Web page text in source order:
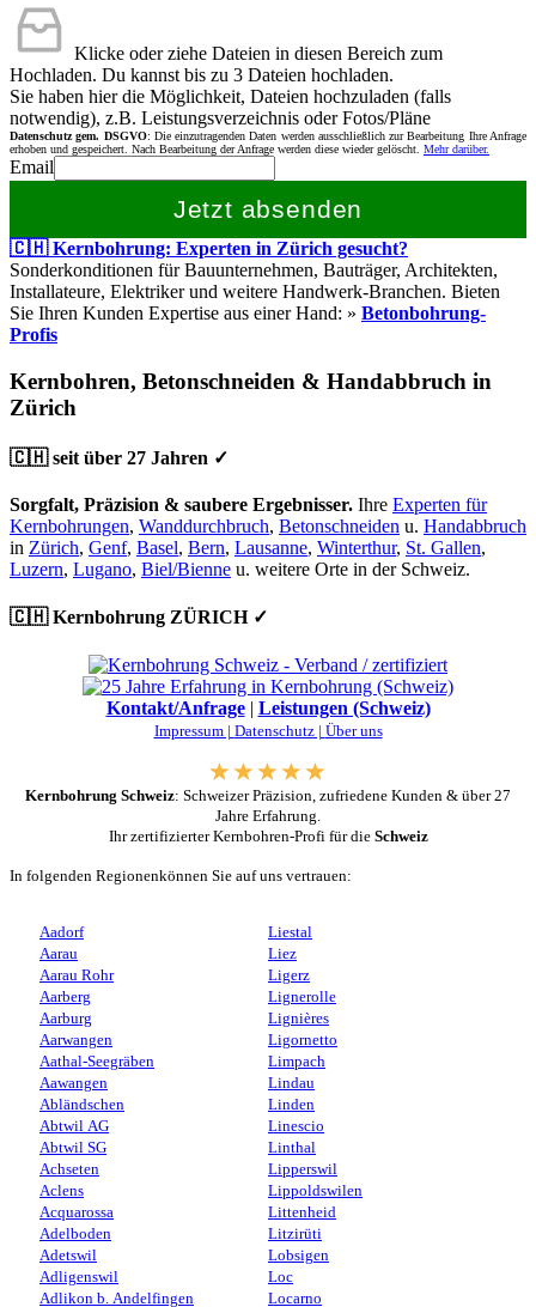
Klicke oder ziehe Dateien in diesen Bereich zum
Hochladen. Du kannst bis zu 3 Dateien hochladen.
Sie haben hier die Möglichkeit, Dateien hochzuladen (falls
notwendig), z.B. Leistungsverzeichnis oder Fotos/Pläne
Datenschutz gem. DSGVO: Die einzutragenden Daten werden ausschließlich zur Bearbeitung Ihre Anfrage
erhoben und gespeichert. Nach Bearbeitung der Anfrage werden diese wieder gelöscht. Mehr darüber.
Email
Jetzt absenden
🇨🇭 Kernbohrung: Experten in Zürich gesucht?
Sonderkonditionen für Bauunternehmen, Bauträger, Architekten,
Installateure, Elektriker und weitere Handwerk-Branchen. Bieten
Sie Ihren Kunden Expertise aus einer Hand: » Betonbohrung-
Profis
Kernbohren, Betonschneiden & Handabbruch in
Zürich
🇨🇭 seit über 27 Jahren ✓
Sorgfalt, Präzision & saubere Ergebnisser. Ihre Experten für
Kernbohrungen, Wanddurchbruch, Betonschneiden u. Handabbruch
in Zürich, Genf, Basel, Bern, Lausanne, Winterthur, St. Gallen,
Luzern, Lugano, Biel/Bienne u. weitere Orte in der Schweiz.
🇨🇭 Kernbohrung ZÜRICH ✓
Kontakt/Anfrage| Leistungen (Schweiz)
Impressum | Datenschutz | Über uns
Kernbohrung Schweiz: Schweizer Präzision, zufriedene Kunden & über 27
Jahre Erfahrung.
Ihr zertifizierter Kernbohren-Profi für die Schweiz
In folgenden Regionenkönnen Sie auf uns vertrauen:
Aadorf
Aarau
Aarau Rohr
Aarberg
Aarburg
Aarwangen
Aathal-Seegräben
Aawangen
Abländschen
Abtwil AG
Abtwil SG
Achseten
Aclens
Acquarossa
Adelboden
Adetswil
Adligenswil
Adlikon b. Andelfingen
Liestal
Liez
Ligerz
Lignerolle
Lignières
Ligornetto
Limpach
Lindau
Linden
Linescio
Linthal
Lipperswil
Lippoldswilen
Littenheid
Litzirüti
Lobsigen
Loc
Locarno